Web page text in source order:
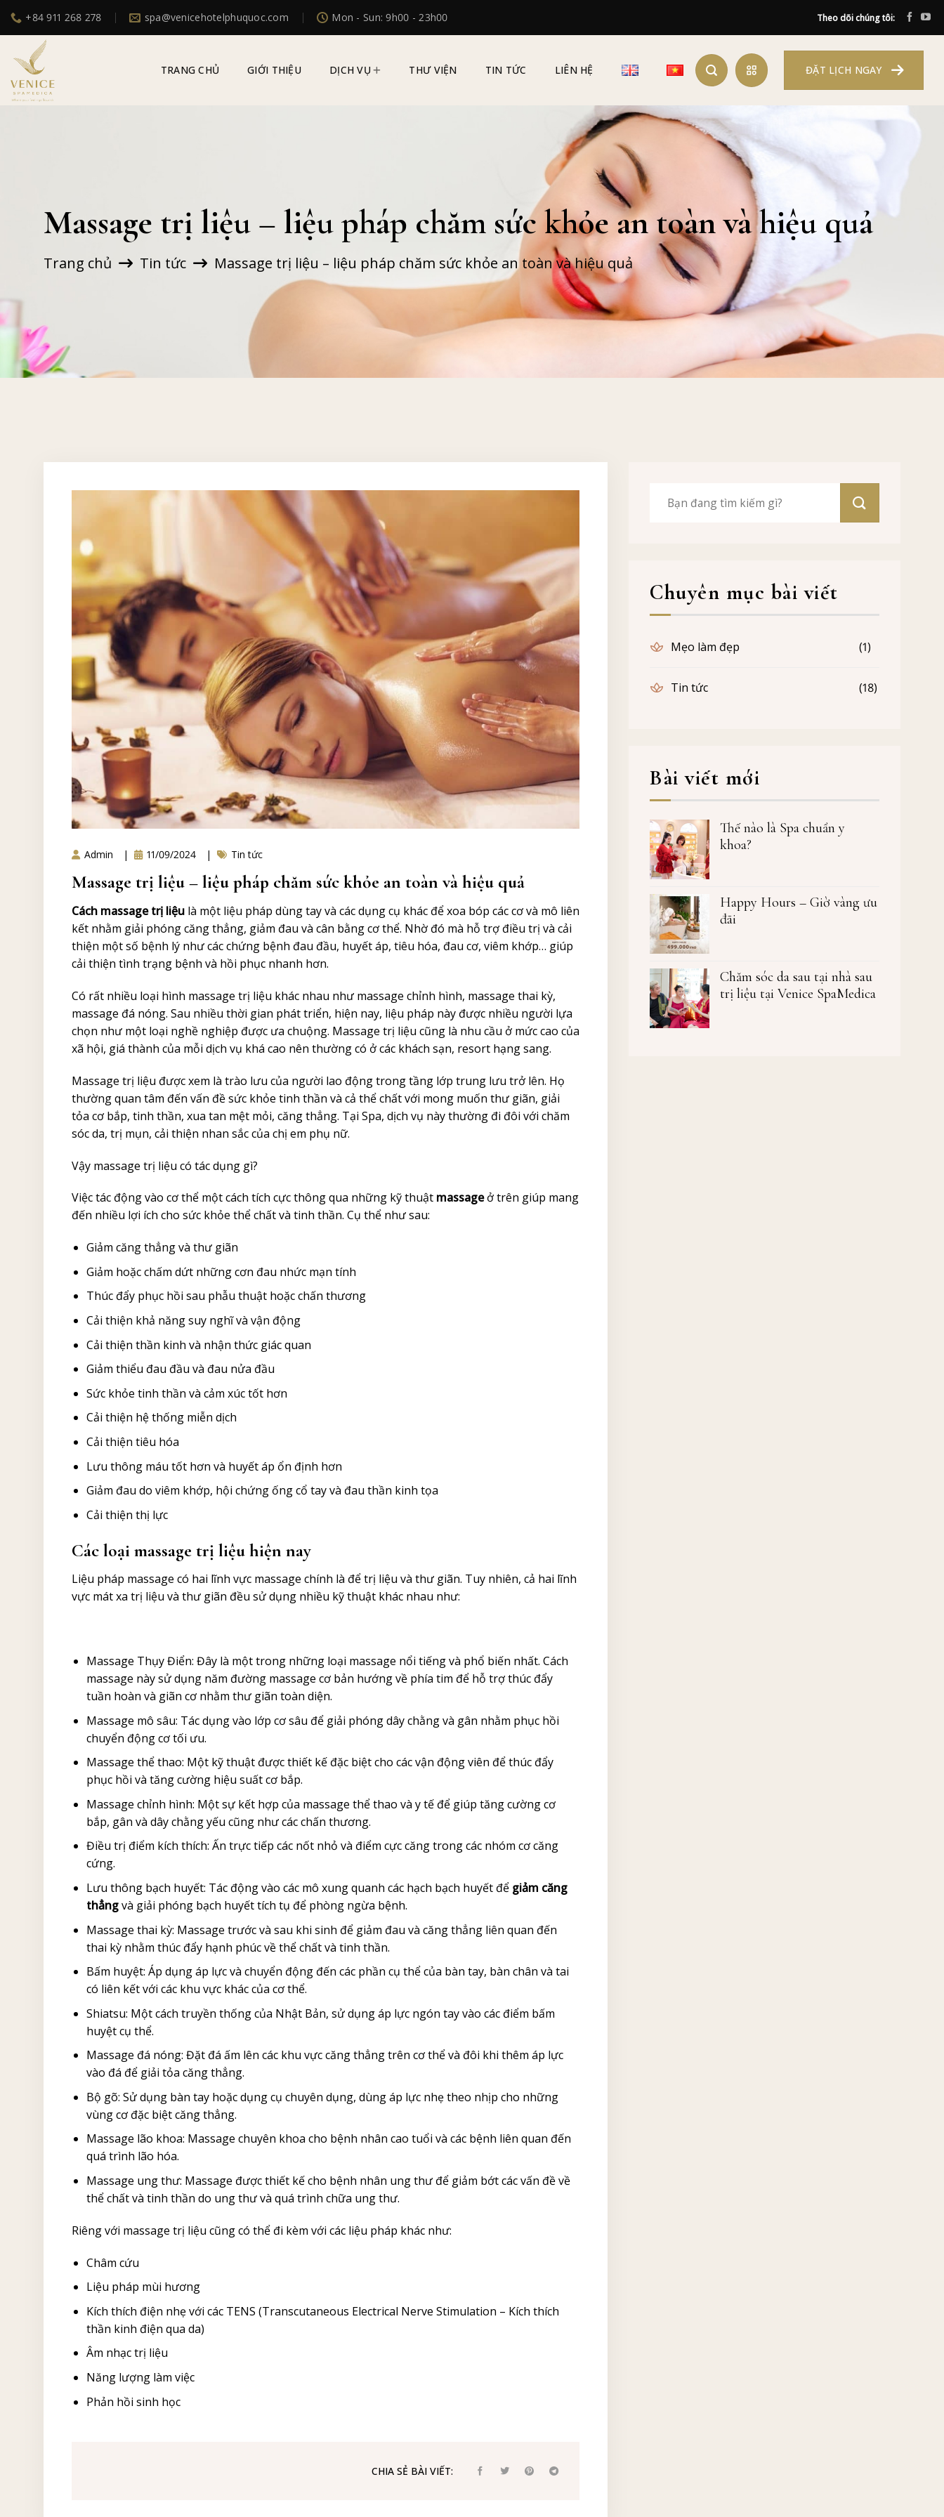
đến
dung
+84 911 268 278 spa@venicehotelphuquoc.com Mon - Sun: 9h00 - 23h00 Theo dõi chúng tôi:
TRANG CHỦ GIỚI THIỆU DỊCH VỤ THƯ VIỆN TIN TỨC LIÊN HỆ ĐẶT LỊCH NGAY
Massage trị liệu – liệu pháp chăm sức khỏe an toàn và hiệu quả
Trang chủ Tin tức Massage trị liệu – liệu pháp chăm sức khỏe an toàn và hiệu quả
Admin 11/09/2024 Tin tức
Massage trị liệu – liệu pháp chăm sức khỏe an toàn và hiệu quả
Cách massage trị liệu là một liệu pháp dùng tay và các dụng cụ khác để xoa bóp các cơ và mô liên
kết nhằm giải phóng căng thẳng, giảm đau và cân bằng cơ thể. Nhờ đó mà hỗ trợ điều trị và cải
thiện một số bệnh lý như các chứng bệnh đau đầu, huyết áp, tiêu hóa, đau cơ, viêm khớp… giúp
cải thiện tình trạng bệnh và hồi phục nhanh hơn.
Có rất nhiều loại hình massage trị liệu khác nhau như massage chỉnh hình, massage thai kỳ,
massage đá nóng. Sau nhiều thời gian phát triển, hiện nay, liệu pháp này được nhiều người lựa
chọn như một loại nghề nghiệp được ưa chuộng. Massage trị liệu cũng là nhu cầu ở mức cao của
xã hội, giá thành của mỗi dịch vụ khá cao nên thường có ở các khách sạn, resort hạng sang.
Massage trị liệu được xem là trào lưu của người lao động trong tầng lớp trung lưu trở lên. Họ
thường quan tâm đến vấn đề sức khỏe tinh thần và cả thể chất với mong muốn thư giãn, giải
tỏa cơ bắp, tinh thần, xua tan mệt mỏi, căng thẳng. Tại Spa, dịch vụ này thường đi đôi với chăm
sóc da, trị mụn, cải thiện nhan sắc của chị em phụ nữ.
Vậy massage trị liệu có tác dụng gì?
Việc tác động vào cơ thể một cách tích cực thông qua những kỹ thuật massageở trên giúp mang
đến nhiều lợi ích cho sức khỏe thể chất và tinh thần. Cụ thể như sau:
Giảm căng thẳng và thư giãn
Giảm hoặc chấm dứt những cơn đau nhức mạn tính
Thúc đẩy phục hồi sau phẫu thuật hoặc chấn thương
Cải thiện khả năng suy nghĩ và vận động
Cải thiện thần kinh và nhận thức giác quan
Giảm thiểu đau đầu và đau nửa đầu
Sức khỏe tinh thần và cảm xúc tốt hơn
Cải thiện hệ thống miễn dịch
Cải thiện tiêu hóa
Lưu thông máu tốt hơn và huyết áp ổn định hơn
Giảm đau do viêm khớp, hội chứng ống cổ tay và đau thần kinh tọa
Cải thiện thị lực
Các loại massage trị liệu hiện nay
Liệu pháp massage có hai lĩnh vực massage chính là để trị liệu và thư giãn. Tuy nhiên, cả hai lĩnh
vực mát xa trị liệu và thư giãn đều sử dụng nhiều kỹ thuật khác nhau như:
Massage Thụy Điển: Đây là một trong những loại massage nổi tiếng và phổ biến nhất. Cách
massage này sử dụng năm đường massage cơ bản hướng về phía tim để hỗ trợ thúc đẩy
tuần hoàn và giãn cơ nhằm thư giãn toàn diện.
Massage mô sâu: Tác dụng vào lớp cơ sâu để giải phóng dây chằng và gân nhằm phục hồi
chuyển động cơ tối ưu.
Massage thể thao: Một kỹ thuật được thiết kế đặc biệt cho các vận động viên để thúc đẩy
phục hồi và tăng cường hiệu suất cơ bắp.
Massage chỉnh hình: Một sự kết hợp của massage thể thao và y tế để giúp tăng cường cơ
bắp, gân và dây chằng yếu cũng như các chấn thương.
Điều trị điểm kích thích: Ấn trực tiếp các nốt nhỏ và điểm cực căng trong các nhóm cơ căng
cứng.
Lưu thông bạch huyết: Tác động vào các mô xung quanh các hạch bạch huyết để giảm căng
thẳngvà giải phóng bạch huyết tích tụ để phòng ngừa bệnh.
Massage thai kỳ: Massage trước và sau khi sinh để giảm đau và căng thẳng liên quan đến
thai kỳ nhằm thúc đẩy hạnh phúc về thể chất và tinh thần.
Bấm huyệt: Áp dụng áp lực và chuyển động đến các phần cụ thể của bàn tay, bàn chân và tai
có liên kết với các khu vực khác của cơ thể.
Shiatsu: Một cách truyền thống của Nhật Bản, sử dụng áp lực ngón tay vào các điểm bấm
huyệt cụ thể.
Massage đá nóng: Đặt đá ấm lên các khu vực căng thẳng trên cơ thể và đôi khi thêm áp lực
vào đá để giải tỏa căng thẳng.
Bộ gõ: Sử dụng bàn tay hoặc dụng cụ chuyên dụng, dùng áp lực nhẹ theo nhịp cho những
vùng cơ đặc biệt căng thẳng.
Massage lão khoa: Massage chuyên khoa cho bệnh nhân cao tuổi và các bệnh liên quan đến
quá trình lão hóa.
Massage ung thư: Massage được thiết kế cho bệnh nhân ung thư để giảm bớt các vấn đề về
thể chất và tinh thần do ung thư và quá trình chữa ung thư.
Riêng với massage trị liệu cũng có thể đi kèm với các liệu pháp khác như:
Châm cứu
Liệu pháp mùi hương
Kích thích điện nhẹ với các TENS (Transcutaneous Electrical Nerve Stimulation – Kích thích
thần kinh điện qua da)
Âm nhạc trị liệu
Năng lượng làm việc
Phản hồi sinh học
CHIA SẺ BÀI VIẾT:
Chuyên mục bài viết
Mẹo làm đẹp (1)
Tin tức (18)
Bài viết mới
Thế nào là Spa chuẩn y
khoa?
Happy Hours – Giờ vàng ưu
đãi
Chăm sóc da sau tại nhà sau
trị liệu tại Venice SpaMedica